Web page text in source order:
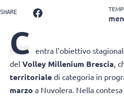
SHARE
C entra l’obiettivo
del Volley Millenium Brescia,
territoriale di categoria in
marzo a Nuvolera. Nella